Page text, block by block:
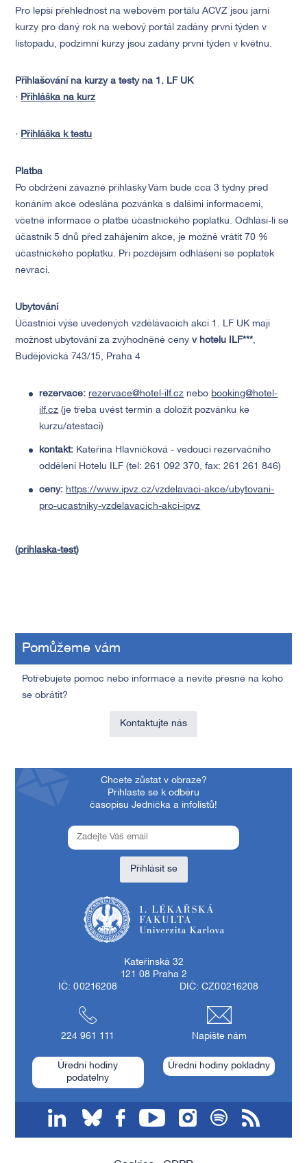
Pro lepší přehlednost na webovém portálu ACVZ jsou jarní
kurzy pro daný rok na webový portál zadány první týden v
listopadu, podzimní kurzy jsou zadány první týden v květnu.
Přihlašování na kurzy a testy na 1. LF UK
· Přihláška na kurz
· Přihláška k testu
Platba
Po obdržení závazné přihlášky Vám bude cca 3 týdny před
konáním akce odeslána pozvánka s dalšími informacemi,
včetně informace o platbě účastnického poplatku. Odhlásí-li se
účastník 5 dnů před zahájením akce, je možné vrátit 70 %
účastnického poplatku. Při pozdějším odhlášení se poplatek
nevrací.
Ubytování
Účastníci výše uvedených vzdělávacích akcí 1. LF UK mají
možnost ubytování za zvýhodněné ceny v hotelu ILF***,
Budějovická 743/15, Praha 4
rezervace:rezervace@hotel-ilf.cz nebo booking@hotel-
ilf.cz (je třeba uvést termín a doložit pozvánku ke
kurzu/atestaci)
kontakt: Kateřina Hlavničková - vedoucí rezervačního
oddělení Hotelu ILF (tel: 261 092 370, fax: 261 261 846)
ceny: https://www.ipvz.cz/vzdelavaci-akce/ubytovani-
pro-ucastniky-vzdelavacich-akci-ipvz
(prihlaska-test)
Pomůžeme vám
Potřebujete pomoc nebo informace a nevíte přesně na koho
se obrátit?
Kontaktujte nás
Chcete zůstat v obraze?
Přihlaste se k odběru
časopisu Jednička a infolistů!
Přihlásit se
Kateřinská 32
121 08 Praha 2
IČ: 00216208
DIČ: CZ00216208
224 961 111 Napište nám
Úřední hodiny
podatelny
Úřední hodiny pokladny